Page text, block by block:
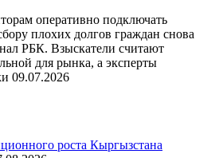
оперативно подключать
плохих долгов граждан снова
РБК. Взыскатели считают
для рынка, а эксперты
09.07.2026
роста Кыргызстана